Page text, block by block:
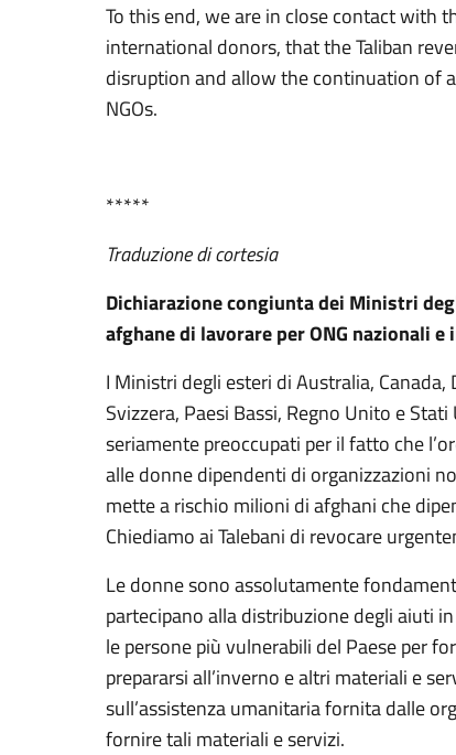
To this end, we are in close contact with
international donors, that the Taliban
disruption and allow the continuation of
NGOs.
*****
Traduzione di cortesia
Dichiarazione congiunta dei Ministri
afghane di lavorare per ONG nazionali
I Ministri degli esteri di Australia, Canada,
Svizzera, Paesi Bassi, Regno Unito e
seriamente preoccupati per il fatto che
alle donne dipendenti di organizzazioni
mette a rischio milioni di afghani che
Chiediamo ai Talebani di revocare
Le donne sono assolutamente
partecipano alla distribuzione degli aiuti
le persone più vulnerabili del Paese per
prepararsi all’inverno e altri materiali e
sull’assistenza umanitaria fornita dalle
fornire tali materiali e servizi.